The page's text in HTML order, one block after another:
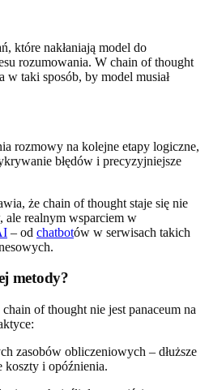
które nakłaniają model do
rozumowania. W chain of thought
w taki sposób, by model musiał
rozmowy na kolejne etapy logiczne,
błędów i precyzyjniejsze
że chain of thought staje się nie
ale realnym wsparciem w
– od chatbotów w serwisach takich
metody?
of thought nie jest panaceum na
zasobów obliczeniowych – dłuższe
koszty i opóźnienia.